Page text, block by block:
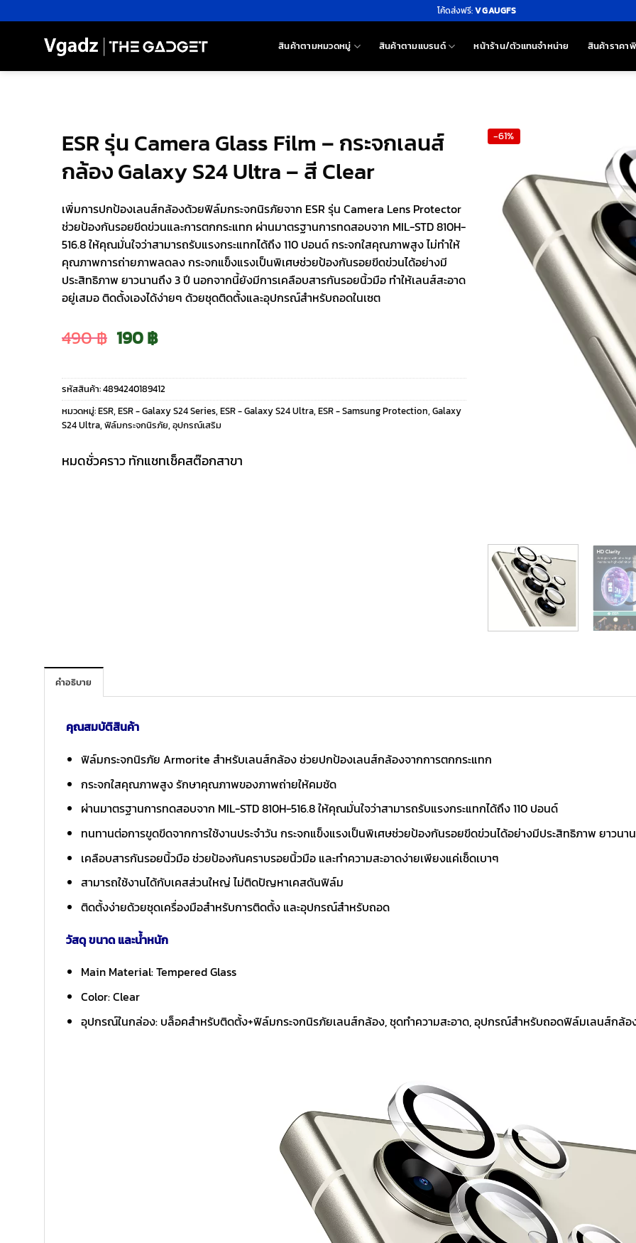
ไป
โค้ดส่งฟรี:VGAUGFS
สินค้าตามหมวดหมู่ สินค้าตามแบรนด์ หน้าร้าน/ตัวแทนจำหน่าย สินค้าราคา
ESR รุ่น Camera Glass Film – กระจกเลนส์
กล้อง Galaxy S24 Ultra – สี Clear
เพิ่มการปกป้องเลนส์กล้องด้วยฟิล์มกระจกนิรภัยจาก ESR รุ่น Camera Lens Protector
ช่วยป้องกันรอยขีดข่วนและการตกกระแทก ผ่านมาตรฐานการทดสอบจาก MIL-STD 810H-
516.8 ให้คุณมั่นใจว่าสามารถรับแรงกระแทกได้ถึง 110 ปอนด์ กระจกใสคุณภาพสูง ไม่ทำให้
คุณภาพการถ่ายภาพลดลง กระจกแข็งแรงเป็นพิเศษช่วยป้องกันรอยขีดข่วนได้อย่างมี
ประสิทธิภาพ ยาวนานถึง 3 ปี นอกจากนี้ยังมีการเคลือบสารกันรอยนิ้วมือ ทำให้เลนส์สะอาด
อยู่เสมอ ติดตั้งเองได้ง่ายๆ ด้วยชุดติดตั้งและอุปกรณ์สำหรับถอดในเซต
490฿ Original
price
was:
190฿Current
price
is:
190 ฿.
รหัสสินค้า:4894240189412
หมวดหมู่:ESR, ESR - Galaxy S24 Series, ESR - Galaxy S24 Ultra, ESR - Samsung Protection, Galaxy
S24 Ultra, ฟิล์มกระจกนิรภัย, อุปกรณ์เสริม
หมดชั่วคราว ทักแชทเช็คสต๊อกสาขา
-61%
คำอธิบาย
คุณสมบัติสินค้า
ฟิล์มกระจกนิรภัย Armorite สำหรับเลนส์กล้อง ช่วยปกป้องเลนส์กล้องจากการตกกระแทก
กระจกใสคุณภาพสูง รักษาคุณภาพของภาพถ่ายให้คมชัด
ผ่านมาตรฐานการทดสอบจาก MIL-STD 810H-516.8 ให้คุณมั่นใจว่าสามารถรับแรงกระแทกได้ถึง 110 ปอนด์
ทนทานต่อการขูดขีดจากการใช้งานประจำวัน กระจกแข็งแรงเป็นพิเศษช่วยป้องกันรอยขีดข่วนได้อย่างมีประสิทธิภาพ ยาวนา
เคลือบสารกันรอยนิ้วมือ ช่วยป้องกันคราบรอยนิ้วมือ และทำความสะอาดง่ายเพียงแค่เช็ดเบาๆ
สามารถใช้งานได้กับเคสส่วนใหญ่ ไม่ติดปัญหาเคสดันฟิล์ม
ติดตั้งง่ายด้วยชุดเครื่องมือสำหรับการติดตั้ง และอุปกรณ์สำหรับถอด
วัสดุ ขนาด และน้ำหนัก
Main Material: Tempered Glass
Color: Clear
อุปกรณ์ในกล่อง: บล็อคสำหรับติดตั้ง+ฟิล์มกระจกนิรภัยเลนส์กล้อง, ชุดทำความสะอาด, อุปกรณ์สำหรับถอดฟิล์มเลนส์กล้อ